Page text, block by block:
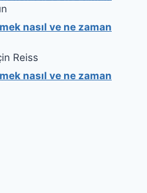
nasıl ve ne zaman
Reiss
nasıl ve ne zaman